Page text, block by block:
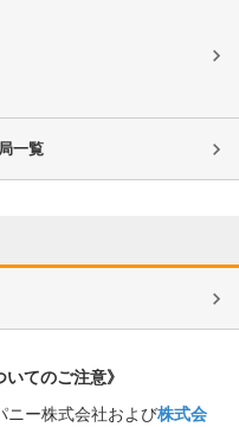
一覧
いてのご注意》
ニー株式会社および株式会